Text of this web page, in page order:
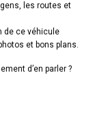
les routes et
de ce véhicule
et bons plans.
d’en parler ?